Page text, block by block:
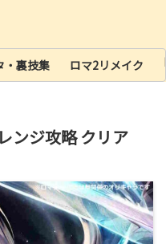
・裏技集 ロマ2リメイク
ンジ攻略 クリア